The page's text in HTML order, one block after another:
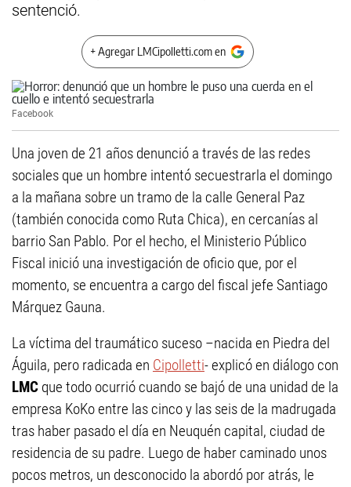
sentenció.
+ Agregar LMCipolletti.com en
Facebook
Una joven de 21 años denunció a través de las redes
sociales que un hombre intentó secuestrarla el domingo
a la mañana sobre un tramo de la calle General Paz
(también conocida como Ruta Chica), en cercanías al
barrio San Pablo. Por el hecho, el Ministerio Público
Fiscal inició una investigación de oficio que, por el
momento, se encuentra a cargo del fiscal jefe Santiago
Márquez Gauna.
La víctima del traumático suceso –nacida en Piedra del
Águila, pero radicada en Cipolletti- explicó en diálogo con
LMC que todo ocurrió cuando se bajó de una unidad de la
empresa KoKo entre las cinco y las seis de la madrugada
tras haber pasado el día en Neuquén capital, ciudad de
residencia de su padre. Luego de haber caminado unos
pocos metros, un desconocido la abordó por atrás, le